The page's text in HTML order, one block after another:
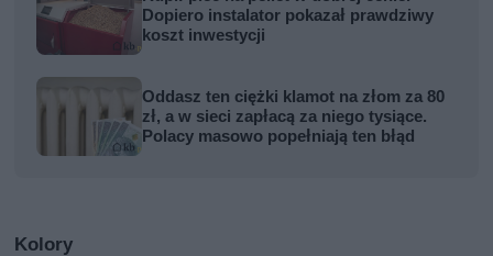
Dopiero instalator pokazał prawdziwy
koszt inwestycji
Oddasz ten ciężki klamot na złom za 80
zł, a w sieci zapłacą za niego tysiące.
Polacy masowo popełniają ten błąd
Kolory